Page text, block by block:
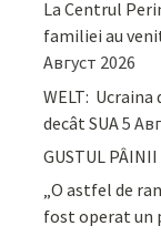
La Centrul
familiei au
Август 2026
WELT:
decât SUA5
GUSTUL
„O astfel de
fost operat un